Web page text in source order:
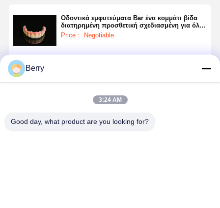
Λύσεις για οδοντικές εμφυτεύσεις
Οδοντικά εμφυτεύματα Bar ένα κομμάτι βίδα
διατηρημένη προσθετική σχεδιασμένη για όλα
τα x πλήρη τόξο οδοντικά εμφυτεύματα
θεραπευτικά πρωτόκολλα
Price： Negotiable
Συνιστώμενα Προϊόντα
Berry
3:24 AM
Good day, what product are you looking for?